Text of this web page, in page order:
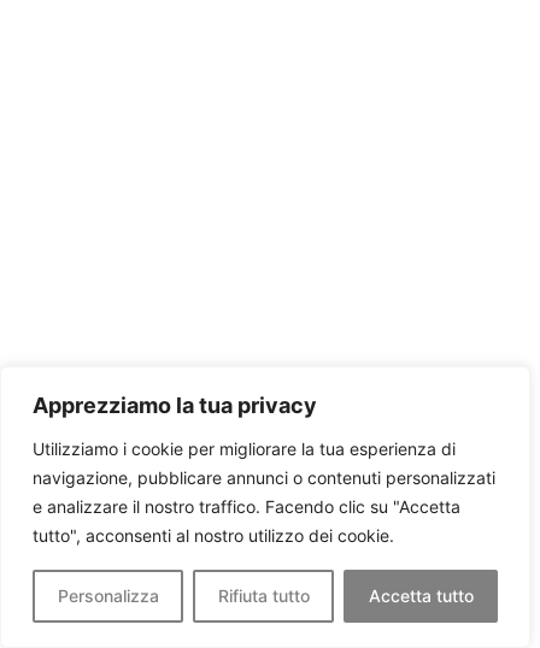
Apprezziamo la tua privacy
Utilizziamo i cookie per migliorare la tua esperienza di
navigazione, pubblicare annunci o contenuti personalizzati
e analizzare il nostro traffico. Facendo clic su "Accetta
tutto", acconsenti al nostro utilizzo dei cookie.
Personalizza Rifiuta tutto Accetta tutto